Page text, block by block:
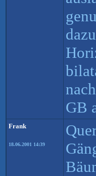
GB
Frank
18.06.2001 14:39